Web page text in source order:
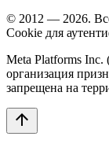
© 2012 — 2026.
Cookie для
Meta Platforms Inc.
организация
запрещена на
arrow_upward